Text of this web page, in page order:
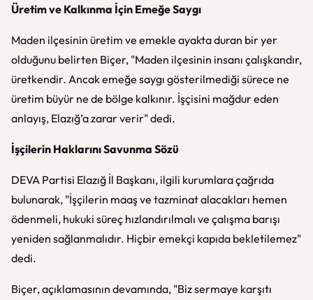
Üretim ve Kalkınma İçin Emeğe Saygı
Maden ilçesinin üretim ve emekle ayakta duran bir yer
olduğunu belirten Biçer, "Maden ilçesinin insanı çalışkandır,
üretkendir. Ancak emeğe saygı gösterilmediği sürece ne
üretim büyür ne de bölge kalkınır. İşçisini mağdur eden
anlayış, Elazığ’a zarar verir" dedi.
İşçilerin Haklarını Savunma Sözü
DEVA Partisi Elazığ İl Başkanı, ilgili kurumlara çağrıda
bulunarak, "İşçilerin maaş ve tazminat alacakları hemen
ödenmeli, hukuki süreç hızlandırılmalı ve çalışma barışı
yeniden sağlanmalıdır. Hiçbir emekçi kapıda bekletilemez"
dedi.
Biçer, açıklamasının devamında, "Biz sermaye karşıtı